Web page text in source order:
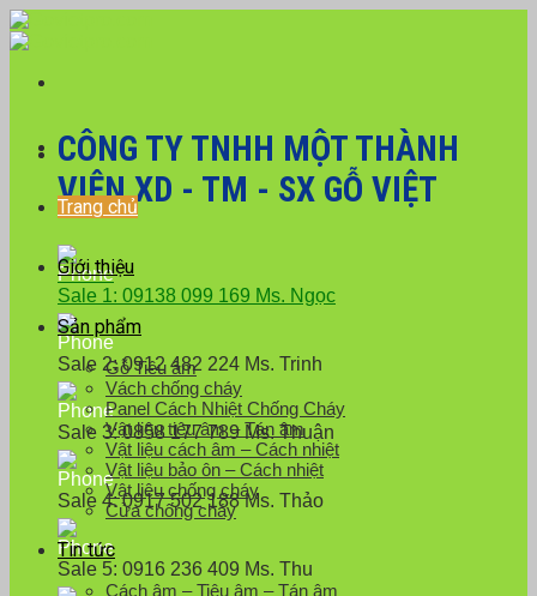
Skip
to
CÔNG TY TNHH MỘT THÀNH
VIÊN XD - TM - SX GỖ VIỆT
Sale 1: 09138 099 169 Ms. Ngọc
Sale 2: 0912 482 224 Ms. Trinh
Sale 3: 0858 177 789 Ms. Thuận
Sale 4: 0917 502 188 Ms. Thảo
Sale 5: 0916 236 409 Ms. Thu
Trang chủ
Giới thiệu
Sản phẩm
Gỗ Tiêu âm
Vách chống cháy
Panel Cách Nhiệt Chống Cháy
Vật liệu tiêu âm – Tán âm
Vật liệu cách âm – Cách nhiệt
Vật liệu bảo ôn – Cách nhiệt
Vật liệu chống cháy
Cửa chống cháy
Tin tức
Cách âm – Tiêu âm – Tán âm
Với đơn hàng số lượng lớn, Quý khách hàng vui
lòng liên hệ hotline 0916 099 169 để được hỗ trợ